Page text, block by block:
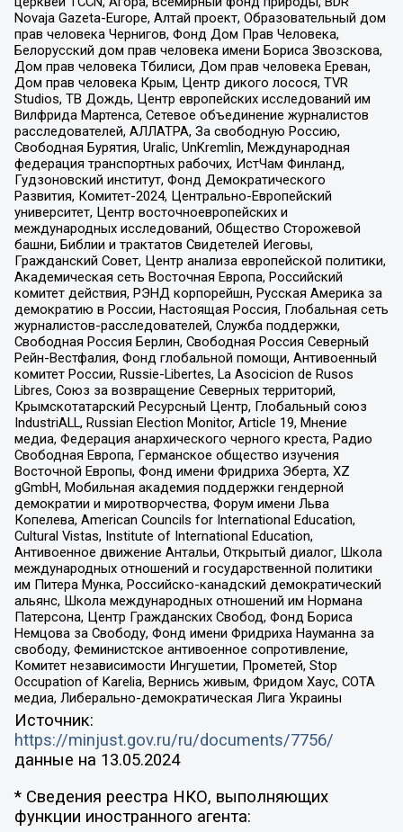
Novaja Gazeta-Europe, Алтай проект, Образовательный дом
прав человека Чернигов, Фонд Дом Прав Человека,
Белорусский дом прав человека имени Бориса Звозскова,
Дом прав человека Тбилиси, Дом прав человека Ереван,
Дом прав человека Крым, Центр дикого лосося, TVR
Studios, ТВ Дождь, Центр европейских исследований им
Вилфрида Мартенса, Сетевое объединение журналистов
расследователей, АЛЛАТРА, За свободную Россию,
Свободная Бурятия, Uralic, UnKremlin, Международная
федерация транспортных рабочих, ИстЧам Финланд,
Гудзоновский институт, Фонд Демократического
Развития, Комитет-2024, Центрально-Европейский
университет, Центр восточноевропейских и
международных исследований, Общество Сторожевой
башни, Библии и трактатов Свидетелей Иеговы,
Гражданский Совет, Центр анализа европейской политики,
Академическая сеть Восточная Европа, Российский
комитет действия, РЭНД корпорейшн, Русская Америка за
демократию в России, Настоящая Россия, Глобальная сеть
журналистов-расследователей, Служба поддержки,
Свободная Россия Берлин, Свободная Россия Северный
Рейн-Вестфалия, Фонд глобальной помощи, Антивоенный
комитет России, Russie-Libertes, La Asocicion de Rusos
Libres, Союз за возвращение Северных территорий,
Крымскотатарский Ресурсный Центр, Глобальный союз
IndustriALL, Russian Election Monitor, Article 19, Мнение
медиа, Федерация анархического черного креста, Радио
Свободная Европа, Германское общество изучения
Восточной Европы, Фонд имени Фридриха Эберта, XZ
gGmbH, Мобильная академия поддержки гендерной
демократии и миротворчества, Форум имени Льва
Копелева, American Councils for International Education,
Cultural Vistas, Institute of International Education,
Антивоенное движение Антальи, Открытый диалог, Школа
международных отношений и государственной политики
им Питера Мунка, Российско-канадский демократический
альянс, Школа международных отношений им Нормана
Патерсона, Центр Гражданских Свобод, Фонд Бориса
Немцова за Свободу, Фонд имени Фридриха Науманна за
свободу, Феминистское антивоенное сопротивление,
Комитет независимости Ингушетии, Прометей, Stop
Occupation of Karelia, Вернись живым, Фридом Хаус, СОТА
медиа, Либерально-демократическая Лига Украины
Источник:
https://minjust.gov.ru/ru/documents/7756/
данные на 13.05.2024
* Сведения реестра НКО, выполняющих
функции иностранного агента: